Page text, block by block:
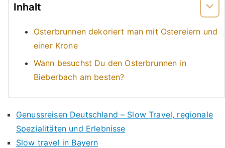
Inhalt
Osterbrunnen dekoriert man mit Ostereiern und
einer Krone
Wann besuchst Du den Osterbrunnen in
Bieberbach am besten?
Genussreisen Deutschland – Slow Travel, regionale
Spezialitäten und Erlebnisse
Slow travel in Bayern